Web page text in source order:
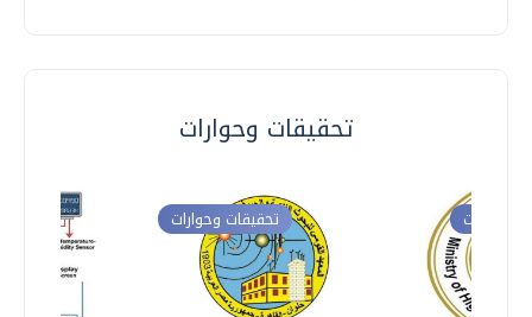
تحقيقات وحوارات
تحقيقات وحوارات وحوارات